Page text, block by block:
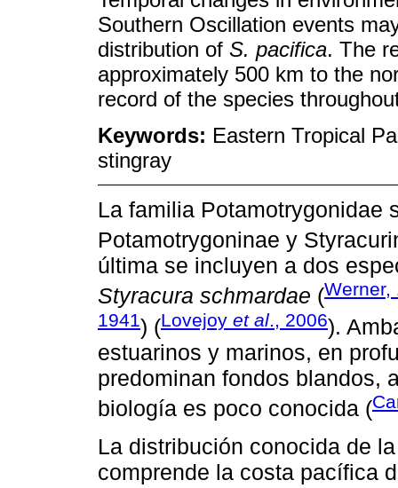
Southern Oscillation events
distribution of S. pacifica. The
approximately 500 km to the
record of the species
Keywords: Eastern Tropical
stingray
La familia Potamotrygonidae
Potamotrygoninae y
última se incluyen a dos
Styracura schmardae (Werner,
1941) (Lovejoy et al., 2006).
estuarinos y marinos, en
predominan fondos blandos,
biología es poco conocida (
La distribución conocida de
comprende la costa pacífica